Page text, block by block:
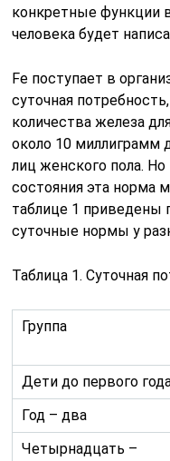
конкретные функции
человека будет
Fe поступает в
суточная
количества железа
около 10 миллиграмм
лиц женского пола.
состояния эта норма
таблице 1 приведены
суточные нормы у
Таблица 1. Суточная
Группа
Дети до первого
Год – два
Четырнадцать –